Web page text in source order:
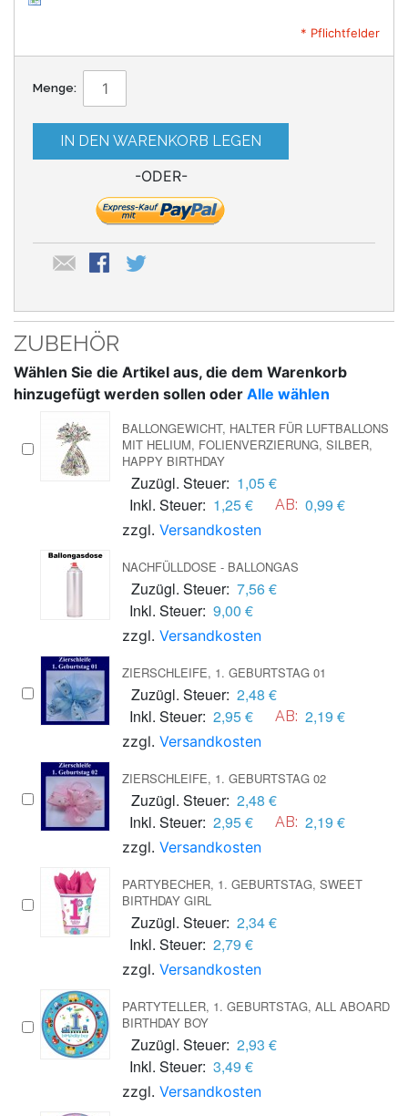
* Pflichtfelder
Menge:
IN DEN WARENKORB LEGEN
-ODER-
ZUBEHÖR
Wählen Sie die Artikel aus, die dem Warenkorb
hinzugefügt werden sollen oder Alle wählen
BALLONGEWICHT, HALTER FÜR LUFTBALLONS
MIT HELIUM, FOLIENVERZIERUNG, SILBER,
HAPPY BIRTHDAY
Zuzügl. Steuer: 1,05 €
Inkl. Steuer: 1,25 € AB: 0,99 €
zzgl. Versandkosten
NACHFÜLLDOSE - BALLONGAS
Zuzügl. Steuer: 7,56 €
Inkl. Steuer: 9,00 €
zzgl. Versandkosten
ZIERSCHLEIFE, 1. GEBURTSTAG 01
Zuzügl. Steuer: 2,48 €
Inkl. Steuer: 2,95 € AB: 2,19 €
zzgl. Versandkosten
ZIERSCHLEIFE, 1. GEBURTSTAG 02
Zuzügl. Steuer: 2,48 €
Inkl. Steuer: 2,95 € AB: 2,19 €
zzgl. Versandkosten
PARTYBECHER, 1. GEBURTSTAG, SWEET
BIRTHDAY GIRL
Zuzügl. Steuer: 2,34 €
Inkl. Steuer: 2,79 €
zzgl. Versandkosten
PARTYTELLER, 1. GEBURTSTAG, ALL ABOARD
BIRTHDAY BOY
Zuzügl. Steuer: 2,93 €
Inkl. Steuer: 3,49 €
zzgl. Versandkosten